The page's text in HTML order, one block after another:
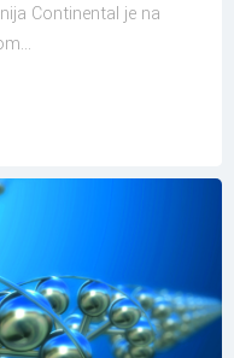
Continental je na